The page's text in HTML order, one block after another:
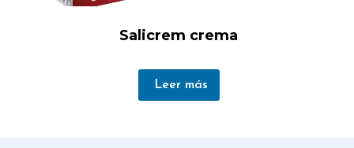
Salicrem crema
Leer más